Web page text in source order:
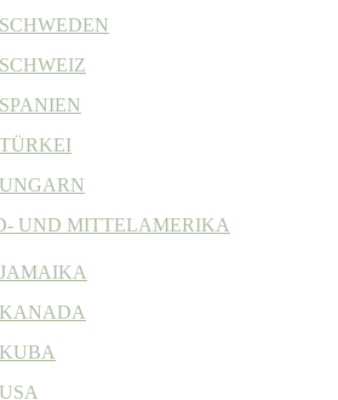
SCHWEDEN
SCHWEIZ
SPANIEN
TÜRKEI
UNGARN
UND MITTELAMERIKA
JAMAIKA
KANADA
KUBA
USA